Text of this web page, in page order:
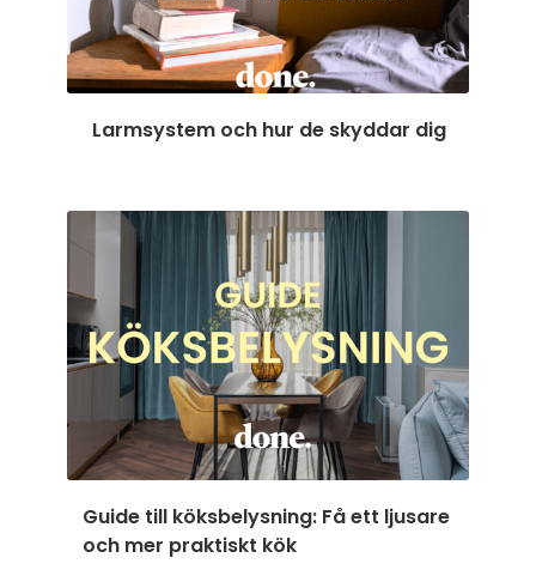
Larmsystem och hur de skyddar dig
Guide till köksbelysning: Få ett ljusare
och mer praktiskt kök